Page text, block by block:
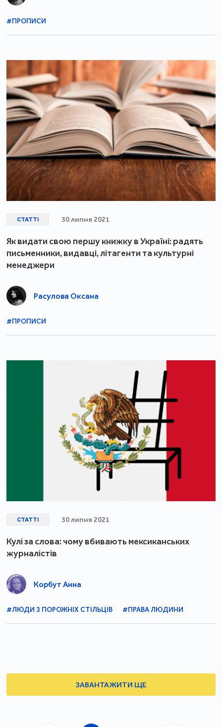
#ПРОПИСИ
СТАТТІ 30 липня 2021
Як видати свою першу книжку в Україні: радять
письменники, видавці, літагенти та культурні
менеджери
Расулова Оксана
#ПРОПИСИ
СТАТТІ 30 липня 2021
Кулі за слова: чому вбивають мексиканських
журналістів
Корбут Анна
#ЛЮДИ З ПОРОЖНІХ СТІЛЬЦІВ #ПРАВА ЛЮДИНИ
ЗАВАНТАЖИТИ ЩЕ